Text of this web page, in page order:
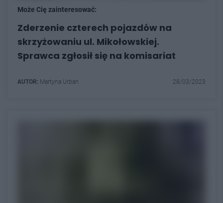
Może Cię zainteresować:
Zderzenie czterech pojazdów na
skrzyżowaniu ul. Mikołowskiej.
Sprawca zgłosił się na komisariat
AUTOR: Martyna Urban 28/03/2023